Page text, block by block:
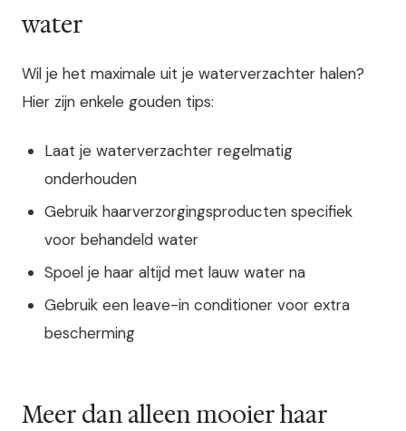
water
Wil je het maximale uit je waterverzachter halen?
Hier zijn enkele gouden tips:
Laat je waterverzachter regelmatig
onderhouden
Gebruik haarverzorgingsproducten specifiek
voor behandeld water
Spoel je haar altijd met lauw water na
Gebruik een leave-in conditioner voor extra
bescherming
Meer dan alleen mooier haar